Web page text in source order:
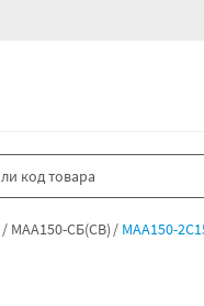
МАА150-СБ(СВ) МАА150-